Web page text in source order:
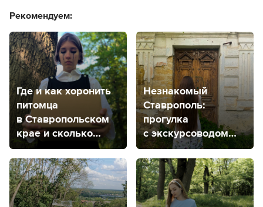
Рекомендуем:
Где и как хоронить
питомца
в Ставропольском
крае и сколько
это стоит?
Незнакомый
Ставрополь:
прогулка
с экскурсоводом
для тех, кто гулял
везде